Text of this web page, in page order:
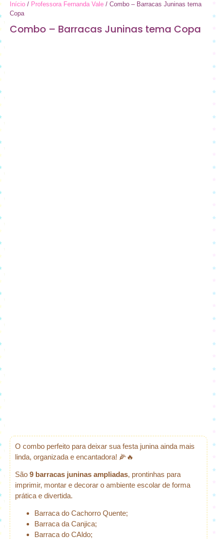
Início / Professora Fernanda Vale / Combo – Barracas Juninas tema
Copa
Combo – Barracas Juninas tema Copa
O combo perfeito para deixar sua festa junina ainda mais
linda, organizada e encantadora! 🌽🔥
São 9 barracas juninas ampliadas, prontinhas para
imprimir, montar e decorar o ambiente escolar de forma
prática e divertida.
Barraca do Cachorro Quente;
Barraca da Canjica;
Barraca do CAldo;